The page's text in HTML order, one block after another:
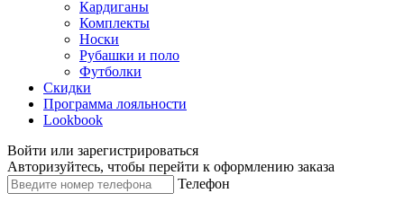
Кардиганы
Комплекты
Носки
Рубашки и поло
Футболки
Скидки
Программа лояльности
Lookbook
Войти или зарегистрироваться
Авторизуйтесь, чтобы перейти к оформлению заказа
Телефон